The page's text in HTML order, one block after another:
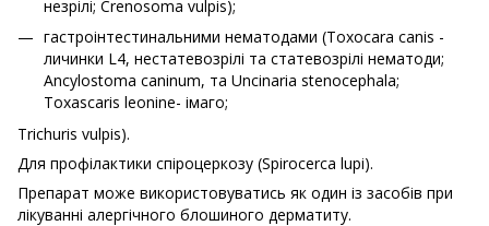
незрілі; Crenosoma vulpis);
гастроінтестинальними нематодами (Toxocara canis -
личинки L4, нестатевозрілі та статевозрілі нематоди;
Ancylostoma caninum, та Uncinaria stenocephala;
Toxascaris leonine- імаго;
Trichuris vulpis).
Для профілактики спіроцеркозу (Spirocerca lupi).
Препарат може використовуватись як один із засобів при
лікуванні алергічного блошиного дерматиту.